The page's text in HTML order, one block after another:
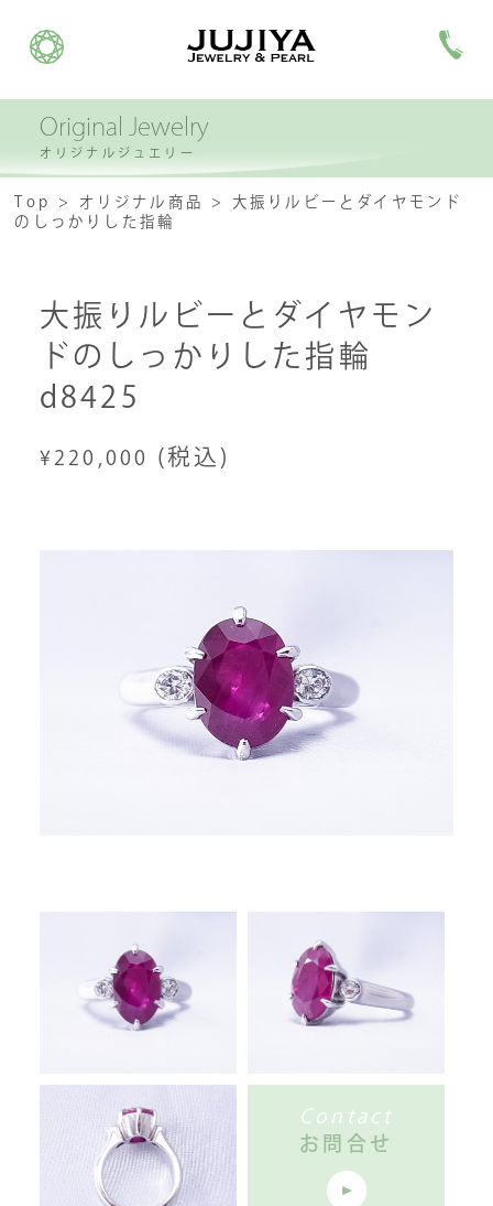
Original Jewelry
オリジナルジュエリー
Top オリジナル商品
大振りルビーとダイヤモンド
のしっかりした指輪
大振りルビーとダイヤモン
ドのしっかりした指輪
d8425
¥220,000 (税込)
Contact
お問合せ